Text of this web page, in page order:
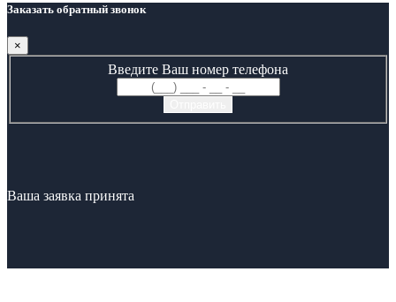
Заказать обратный звонок
×
Введите Ваш номер телефона
Ваша заявка принята